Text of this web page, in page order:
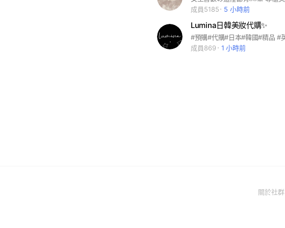
成員5185
5 小時前
Lumina日韓美妝代購✨
成員869
1 小時前
關於社群